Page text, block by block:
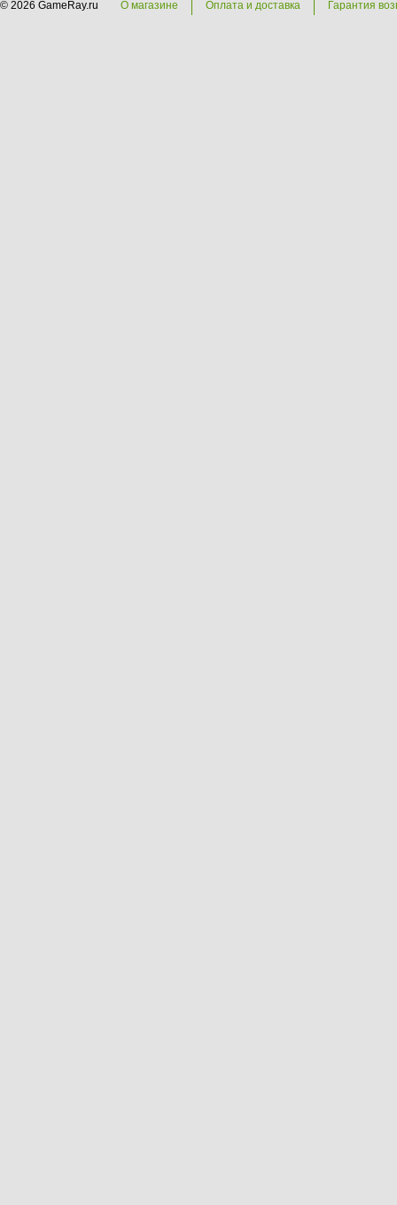
© 2026 GameRay.ru О магазине Оплата и доставка Гарантия